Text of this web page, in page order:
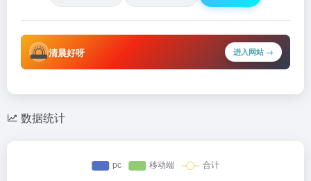
🌅清晨好呀 进入网站 →
数据统计